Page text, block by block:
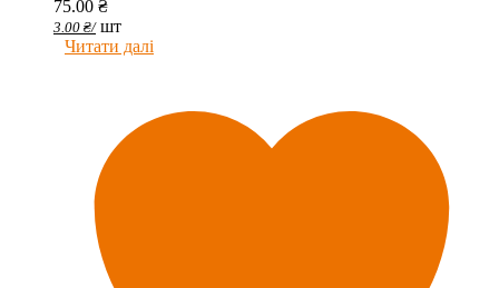
75.00 ₴
3.00 ₴/ шт
Читати далі